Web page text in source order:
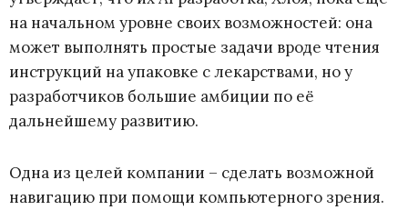
на начальном уровне своих возможностей: она
может выполнять простые задачи вроде чтения
инструкций на упаковке с лекарствами, но у
разработчиков большие амбиции по её
дальнейшему развитию.
Одна из целей компании – сделать возможной
навигацию при помощи компьютерного зрения.